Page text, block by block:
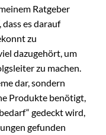
Ratgeber
es darauf
zu
dazugehört, um
zu machen.
dar, sondern
Produkte benötigt,
gedeckt wird,
gefunden